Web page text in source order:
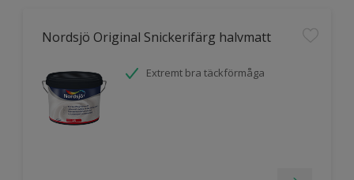
Nordsjö Original Snickerifärg halvmatt
Extremt bra täckförmåga